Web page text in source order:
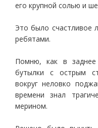
его крупной солью и
Это было счастливое
ребятами.
Помню, как в
бутылки с острым
вокруг неловко
времени знал
мерином.